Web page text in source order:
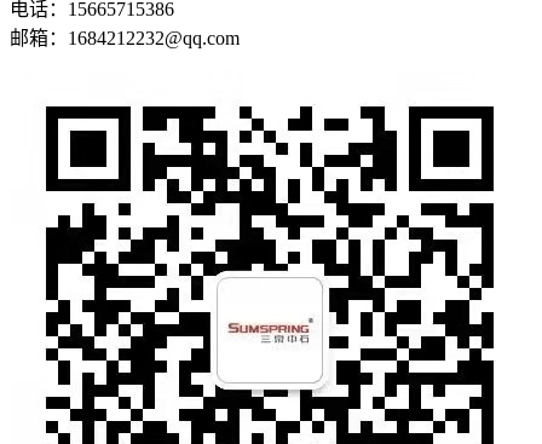
电话：15665715386
邮箱：1684212232@qq.com